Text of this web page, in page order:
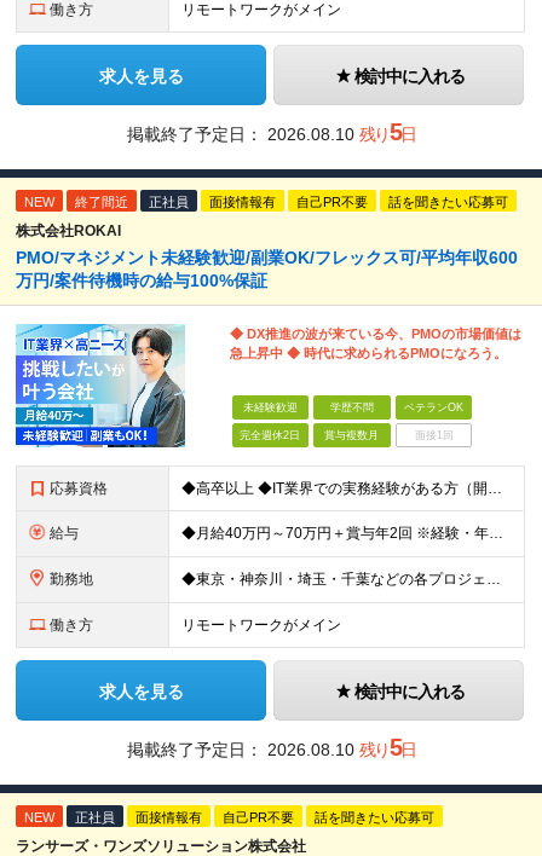
働き方 リモートワークがメイン
求人を見る 検討中に入れる
掲載終了予定日： 2026.08.10 残り5日
NEW 終了間近 正社員 面接情報有 自己PR不要 話を聞きたい応募可
株式会社ROKAI
PMO/マネジメント未経験歓迎/副業OK/フレックス可/平均年収600
万円/案件待機時の給与100%保証
◆ DX推進の波が来ている今、PMOの市場価値は
急上昇中 ◆ 時代に求められるPMOになろう。
未経験歓迎 学歴不問 ベテランOK
完全週休2日 賞与複数月 面接1回
応募資格 ◆高卒以上 ◆IT業界での実務経験がある方（開発・インフラ・サポート等、職種不問） ★マネジメント・PMOの経験は一切問いません！ ～こんな方は向いています～ ・2〜3人の小規模なチームで、リーダー
給与 ◆月給40万円～70万円＋賞与年2回 ※経験・年齢・能力を考慮の上、当社規定により優遇いたします ※試用期間1ヶ月あり、待遇等に差異なし ※残業代別途全額支給 ＜平均年収600万円＞ 年収420万円
勤務地 ◆東京・神奈川・埼玉・千葉などの各プロジェクト先 ※希望勤務地を考慮します。 ※お客様先の9割は、東京23区内です。 ※転居を伴う転勤はありません。 ※客先常駐の場合はクライアントのルールに準じます。
働き方 リモートワークがメイン
求人を見る 検討中に入れる
掲載終了予定日： 2026.08.10 残り5日
NEW 正社員 面接情報有 自己PR不要 話を聞きたい応募可
ランサーズ・ワンズソリューション株式会社